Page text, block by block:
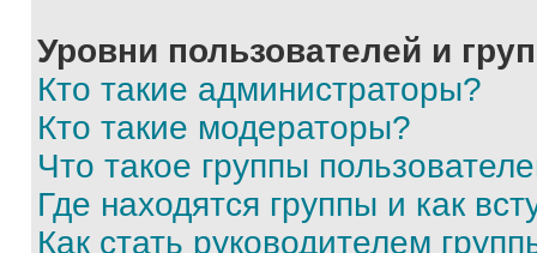
Уровни пользователей и
Кто такие администраторы?
Кто такие модераторы?
Что такое группы
Где находятся группы и как
Как стать руководителем